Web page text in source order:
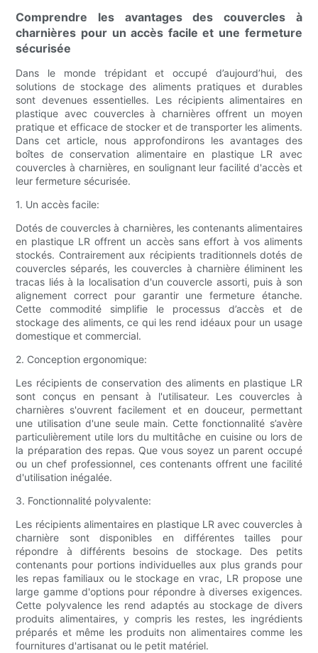
Comprendre les avantages des couvercles à
charnières pour un accès facile et une fermeture
sécurisée
Dans le monde trépidant et occupé d’aujourd’hui, des
solutions de stockage des aliments pratiques et durables
sont devenues essentielles. Les récipients alimentaires en
plastique avec couvercles à charnières offrent un moyen
pratique et efficace de stocker et de transporter les aliments.
Dans cet article, nous approfondirons les avantages des
boîtes de conservation alimentaire en plastique LR avec
couvercles à charnières, en soulignant leur facilité d'accès et
leur fermeture sécurisée.
1. Un accès facile:
Dotés de couvercles à charnières, les contenants alimentaires
en plastique LR offrent un accès sans effort à vos aliments
stockés. Contrairement aux récipients traditionnels dotés de
couvercles séparés, les couvercles à charnière éliminent les
tracas liés à la localisation d'un couvercle assorti, puis à son
alignement correct pour garantir une fermeture étanche.
Cette commodité simplifie le processus d’accès et de
stockage des aliments, ce qui les rend idéaux pour un usage
domestique et commercial.
2. Conception ergonomique:
Les récipients de conservation des aliments en plastique LR
sont conçus en pensant à l'utilisateur. Les couvercles à
charnières s'ouvrent facilement et en douceur, permettant
une utilisation d'une seule main. Cette fonctionnalité s’avère
particulièrement utile lors du multitâche en cuisine ou lors de
la préparation des repas. Que vous soyez un parent occupé
ou un chef professionnel, ces contenants offrent une facilité
d'utilisation inégalée.
3. Fonctionnalité polyvalente:
Les récipients alimentaires en plastique LR avec couvercles à
charnière sont disponibles en différentes tailles pour
répondre à différents besoins de stockage. Des petits
contenants pour portions individuelles aux plus grands pour
les repas familiaux ou le stockage en vrac, LR propose une
large gamme d'options pour répondre à diverses exigences.
Cette polyvalence les rend adaptés au stockage de divers
produits alimentaires, y compris les restes, les ingrédients
préparés et même les produits non alimentaires comme les
fournitures d'artisanat ou le petit matériel.